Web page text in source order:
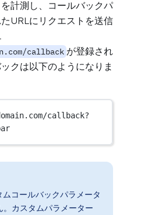
計測し、コールバックパ
URLにリクエストを送信
callback が登録され
クは以下のようになりま
callback?
コールバックパラメータ
。カスタムパラメーター